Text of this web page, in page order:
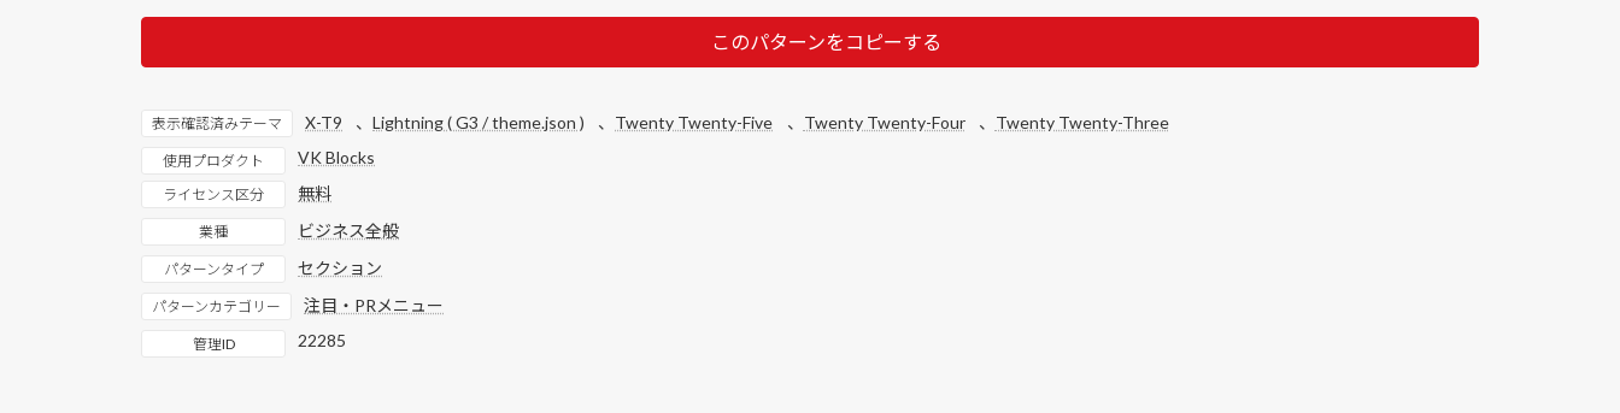
このパターンをコピーする
表示確認済みテーマ X-T9 、Lightning ( G3 / theme.json ) 、 Twenty Twenty-Five 、 Twenty Twenty-Four 、 Twenty Twenty-Three
使用プロダクト VK Blocks
ライセンス区分 無料
業種 ビジネス全般
パターンタイプ セクション
パターンカテゴリー 注目・PRメニュー
管理ID 22285